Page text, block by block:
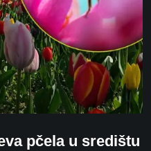
pčela u središtu